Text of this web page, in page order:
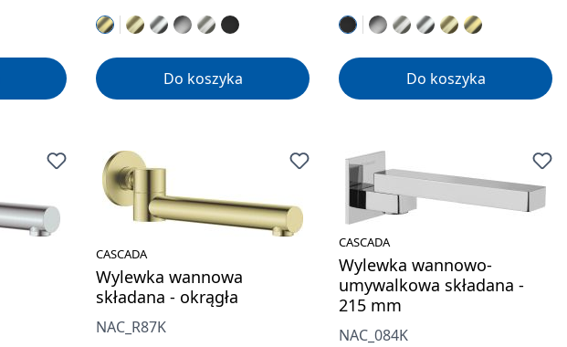
Do koszyka Do koszyka
CASCADA
Wylewka wannowa
składana - okrągła
NAC_R87K
CASCADA
Wylewka wannowo-
umywalkowa składana -
215 mm
NAC_084K